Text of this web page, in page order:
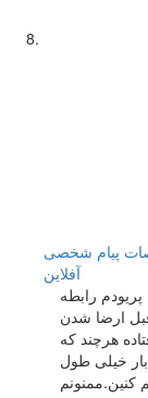
پیام شخصی
آفلاين
از اخرین پریودم رابطه
ارضا شدن
عقب افتاده هرچند که
بار خیلی طول
کنین.ممنونم